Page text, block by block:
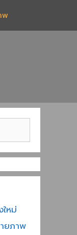
พ
หม่
ยภาพ